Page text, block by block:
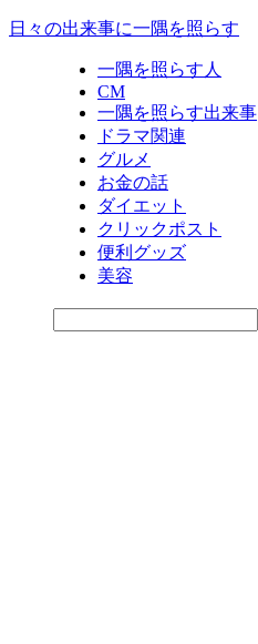
日々の出来事に一隅を照らす
一隅を照らす人
CM
一隅を照らす出来事
ドラマ関連
グルメ
お金の話
ダイエット
クリックポスト
便利グッズ
美容